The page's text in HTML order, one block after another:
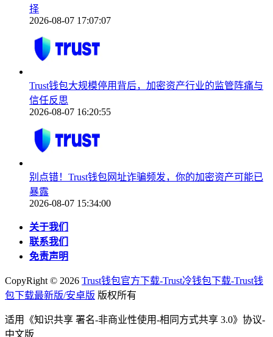
择
2026-08-07 17:07:07
Trust钱包大规模停用背后，加密资产行业的监管阵痛与
信任反思
2026-08-07 16:20:55
别点错！Trust钱包网址诈骗频发，你的加密资产可能已
暴露
2026-08-07 15:34:00
关于我们
联系我们
免责声明
CopyRight © 2026 Trust钱包官方下载-Trust冷钱包下载-Trust钱
包下载最新版/安卓版 版权所有
适用《知识共享 署名-非商业性使用-相同方式共享 3.0》协议-
中文版